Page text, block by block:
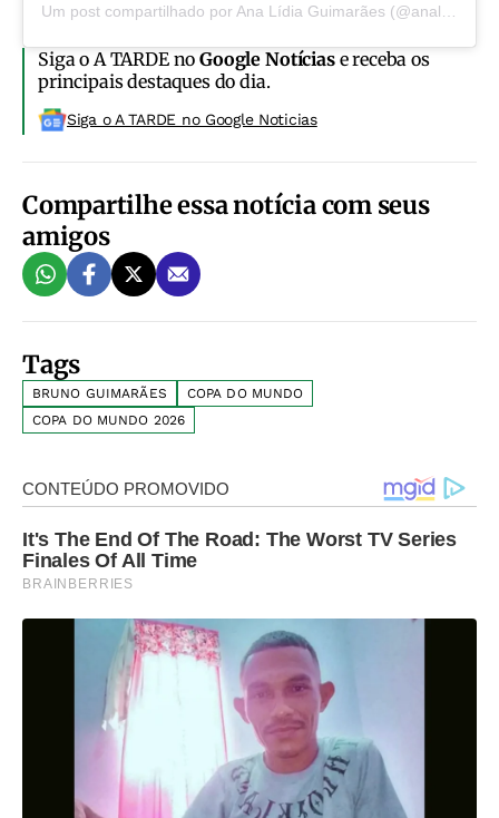
Siga o A TARDE noGoogle Notíciase receba os
principais destaques do dia.
Siga o A TARDE no Google Noticias
Compartilhe essa notícia com seus
amigos
Tags
BRUNO GUIMARÃES
COPA DO MUNDO
COPA DO MUNDO 2026